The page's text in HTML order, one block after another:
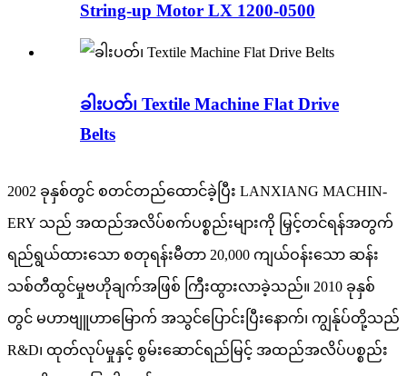
String-up Motor LX 1200-0500
ခါးပတ်၊ Textile Machine Flat Drive
Belts
2002 ခုနှစ်တွင် စတင်တည်ထောင်ခဲ့ပြီး LANXIANG MACHIN-
ERY သည် အထည်အလိပ်စက်ပစ္စည်းများကို မြှင့်တင်ရန်အတွက်
ရည်ရွယ်ထားသော စတုရန်းမီတာ 20,000 ကျယ်ဝန်းသော ဆန်း
သစ်တီထွင်မှုဗဟိုချက်အဖြစ် ကြီးထွားလာခဲ့သည်။ 2010 ခုနှစ်
တွင် မဟာဗျူဟာမြောက် အသွင်ပြောင်းပြီးနောက်၊ ကျွန်ုပ်တို့သည်
R&D၊ ထုတ်လုပ်မှုနှင့် စွမ်းဆောင်ရည်မြင့် အထည်အလိပ်ပစ္စည်း